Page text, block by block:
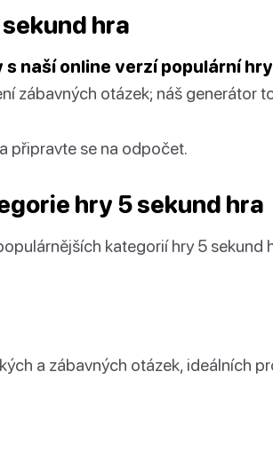
hra
naší online verzí populární
zábavných otázek; náš generátor
připravte se na odpočet.
hry 5 sekund hra
kategorií hry 5 sekund
a zábavných otázek, ideálních